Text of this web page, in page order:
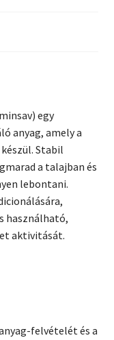
egy
anyag, amely a
Stabil
a talajban és
lebontani.
használható,
aktivitását.
felvételét és a